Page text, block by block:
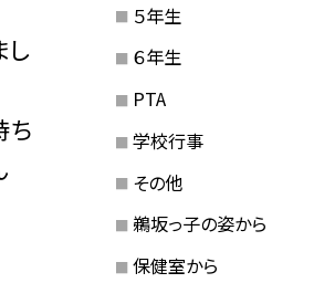
し
ち
５年生
６年生
PTA
学校行事
その他
鵜坂っ子の姿から
保健室から